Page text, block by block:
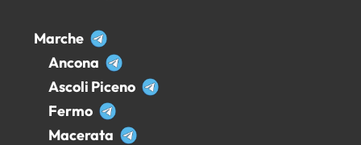
Marche
Ancona
Ascoli Piceno
Fermo
Macerata